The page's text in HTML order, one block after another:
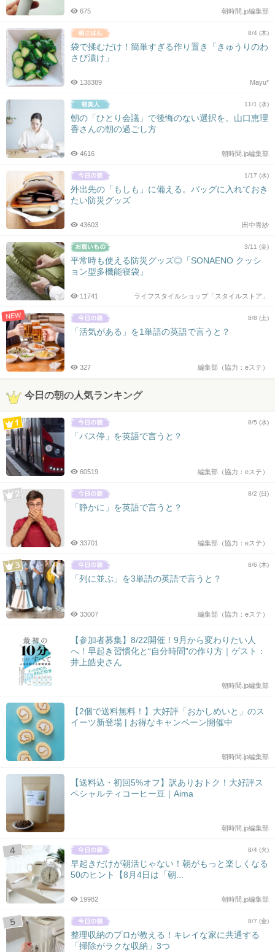
朝時間.jp編集部
675
8/4 (木)
袋で揉むだけ！簡単すぎる作り置き「きゅうりのわ
さび漬け」
Mayu*
138389
11/1 (水)
朝の「ひとり会議」で後悔のない選択を。山口恵理
香さんの朝の過ごし方
朝時間.jp編集部
4616
1/17 (水)
外出先の「もしも」に備える。バッグに入れておき
たい防災グッズ
田中青紗
43603
3/11 (金)
平常時も使える防災グッズ◎「SONAENO クッシ
ョン型多機能寝袋」
ライフスタイルショップ「スタイルストア」
11741
NEW 8/8 (土)
「活気がある」を1単語の英語で言うと？
編集部（協力：eステ）
327
今日の朝の人気ランキング
8/5 (水)
「バス停」を英語で言うと？
編集部（協力：eステ）
60519
8/2 (日)
「静かに」を英語で言うと？
編集部（協力：eステ）
33701
8/6 (木)
「列に並ぶ」を3単語の英語で言うと？
編集部（協力：eステ）
33007
【参加者募集】8/22開催！9月から変わりたい人
へ！早起き習慣化と“自分時間”の作り方｜ゲスト：
井上皓史さん
朝時間.jp編集部
【2個で送料無料！】大好評「おかしめいと」のス
イーツ新登場 | お得なキャンペーン開催中
朝時間.jp編集部
【送料込・初回5%オフ】訳ありおトク！大好評ス
ペシャルティコーヒー豆｜Aima
朝時間.jp編集部
8/4 (火)
早起きだけが朝活じゃない！朝がもっと楽しくなる
50のヒント【8月4日は「朝...
朝時間.jp編集部
19982
8/7 (金)
整理収納のプロが教える！キレイな家に共通する
「掃除がラクな収納」3つ